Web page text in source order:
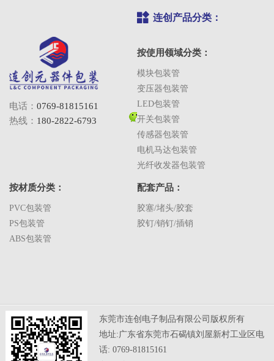
电话： 0769-81815161
热线： 180-2822-6793
连创产品分类：
按使用领域分类：
模块包装管
变压器包装管
LED包装管
开关包装管
传感器包装管
电机马达包装管
光纤收发器包装管
按材质分类：
PVC包装管
PS包装管
ABS包装管
配套产品：
胶塞/堵头/胶套
胶钉/销钉/插销
东莞市连创电子制品有限公司版权所有
地址:广东省东莞市石碣镇刘屋新村工业区电
话: 0769-81815161